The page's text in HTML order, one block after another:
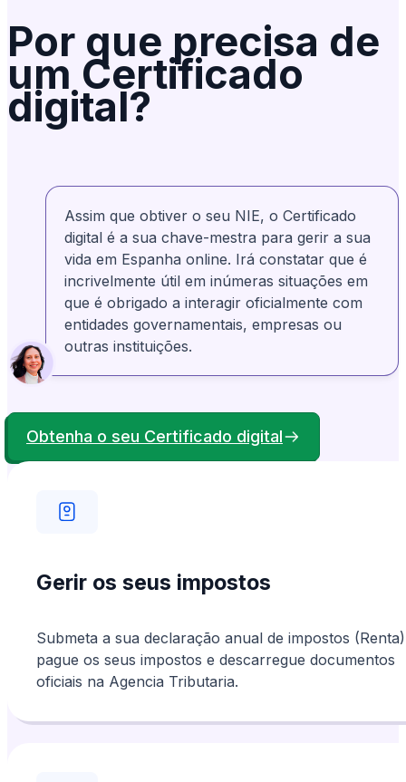
experiência do cliente. Muito bem!
LR Lily Redlingshafer
Dos Estados Unidos
no em detalhes passo a passo e guiam-no
ao longo do caminho. A Rosa é incrível!
BB Bonney Brown Verificado
Dos Estados Unidos
A minha experiência com a AnchorLess foi,
sem dúvida, positiva. Estiveram sempre
disponíveis para me ajudar quando não
conseguia resolver as coisas corretamente.
Agradeci o profissionalismo e a simpatia
demonstrados.
Por que precisa de
um Certificado
digital?
Assim que obtiver o seu NIE, o Certificado
digital é a sua chave-mestra para gerir a sua
vida em Espanha online. Irá constatar que é
incrivelmente útil em inúmeras situações em
que é obrigado a interagir oficialmente com
entidades governamentais, empresas ou
outras instituições.
Obtenha o seu Certificado digital
Gerir os seus impostos
Submeta a sua declaração anual de impostos
pague os seus impostos e descarregue documentos
oficiais na Agencia Tributaria.